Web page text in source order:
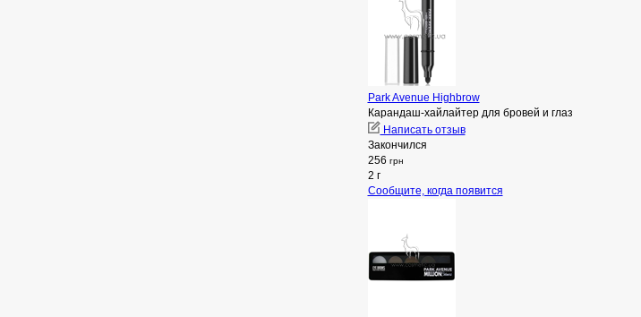
Park Avenue Highbrow
Карандаш-хайлайтер для бровей и глаз
Написать отзыв
Закончился
256 грн
2 г
Сообщите, когда появится